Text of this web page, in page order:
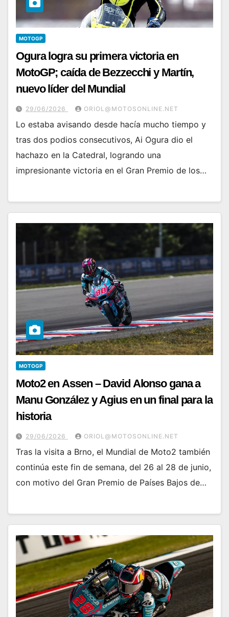
MOTOGP
Ogura logra su primera victoria en
MotoGP; caída de Bezzecchi y Martín,
nuevo líder del Mundial
29/06/2026 ORIOL@MOTOSONLINE.NET
Lo estaba avisando desde hacía mucho tiempo y
tras dos podios consecutivos, Ai Ogura dio el
hachazo en la Catedral, logrando una
impresionante victoria en el Gran Premio de los…
MOTOGP
Moto2 en Assen – David Alonso gana a
Manu González y Agius en un final para la
historia
29/06/2026 ORIOL@MOTOSONLINE.NET
Tras la visita a Brno, el Mundial de Moto2 también
continúa este fin de semana, del 26 al 28 de junio,
con motivo del Gran Premio de Países Bajos de…